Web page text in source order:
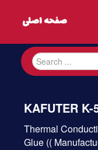
KAFUTER K-
Thermal
Glue ((